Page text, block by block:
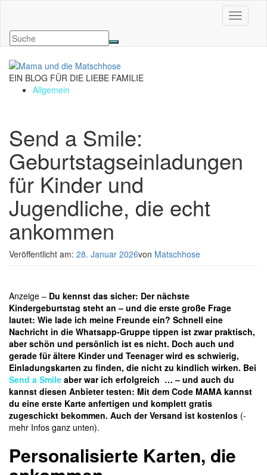
EIN BLOG FÜR DIE LIEBE FAMILIE
Allgemein
Send a Smile:
Geburtstagseinladungen
für Kinder und
Jugendliche, die echt
ankommen
Veröffentlicht am: 28. Januar 2026von Matschhose
Anzeige – Du kennst das sicher: Der nächste
Kindergeburtstag steht an – und die erste große Frage
lautet: Wie lade ich meine Freunde ein? Schnell eine
Nachricht in die Whatsapp-Gruppe tippen ist zwar praktisch,
aber schön und persönlich ist es nicht. Doch auch und
gerade für ältere Kinder und Teenager wird es schwierig,
Einladungskarten zu finden, die nicht zu kindlich wirken. Bei
Send a Smile aber war ich erfolgreich … – und auch du
kannst diesen Anbieter testen: Mit dem Code MAMA kannst
du eine erste Karte anfertigen und komplett gratis
zugeschickt bekommen. Auch der Versand ist kostenlos (-
mehr Infos ganz unten).
Personalisierte Karten, die